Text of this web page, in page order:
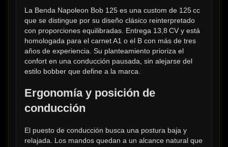
La Benda Napoleon Bob 125 es una custom de 125 cc
que se distingue por su diseño clásico reinterpretado
con proporciones equilibradas. Entrega 13,8 CV y está
homologada para el carnet A1 o el B con más de tres
años de experiencia. Su planteamiento prioriza el
confort en una conducción pausada, sin alejarse del
estilo bobber que define a la marca.
Ergonomía y posición de
conducción
El puesto de conducción busca una postura baja y
relajada. Los mandos quedan a un alcance natural que